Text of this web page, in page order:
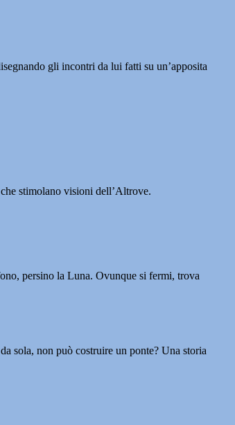
gli incontri da lui fatti su un’apposita
stimolano visioni dell’Altrove.
persino la Luna. Ovunque si fermi, trova
sola, non può costruire un ponte? Una storia